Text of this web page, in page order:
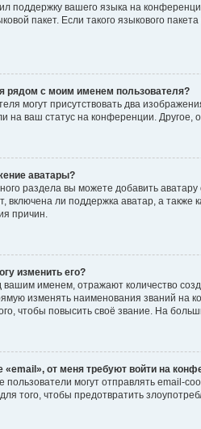
поддержку вашего языка на
пакет. Если такого языкового
рядом с моим именем пользователя?
могут присутствовать два
на ваш статус на конференции. Другое,
аватары?
раздела вы можете добавить
включена ли поддержка аватар, а
причин.
изменить его?
именем, отражают количество
изменять наименования званий на
чтобы повысить своё звание. На
от меня требуют войти на
пользователи могут отправлять email-
того, чтобы предотвратить